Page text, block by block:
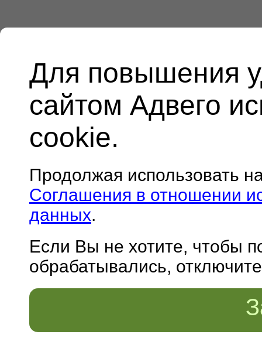
Для повышения
сайтом Адвего
cookie.
Продолжая использовать
Соглашения в отношении
данных.
Если Вы не хотите, чтобы
обрабатывались,